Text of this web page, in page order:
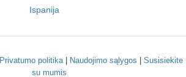
Ispanija
Privatumo politika| Naudojimo sąlygos
Susisiekite
su mumis